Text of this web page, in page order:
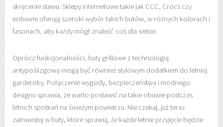
skręcenie stawu. Sklepy internetowe takie jak CCC, Crocs czy
eobuwie oferują szeroki wybór takich butów, w różnych kolorach i
fasonach, aby każdy mógł znaleźć coś dla siebie.
Oprócz funkcjonalności, buty grillowe z technologią
antypoślizgową mogą być również stylowym dodatkiem do letniej
garderoby. Połączenie wygody, bezpieczeństwa i modnego
designu sprawia, że warto postawić na takie obuwie podczas
letnich spotkań na świeżym powietrzu. Nie czekaj, już teraz
zainwestuj w buty, które sprawią, że każde letnie przyjęcie będzie